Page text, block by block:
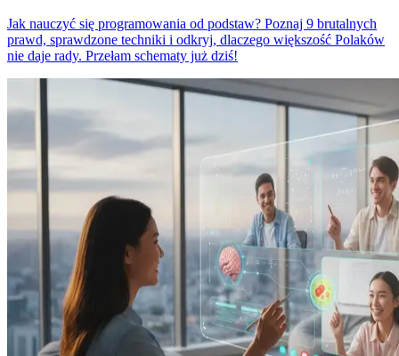
Jak nauczyć się programowania od podstaw? Poznaj 9 brutalnych
prawd, sprawdzone techniki i odkryj, dlaczego większość Polaków
nie daje rady. Przełam schematy już dziś!